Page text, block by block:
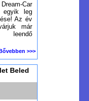
Car
egyik leg
Az év
már
>>>
Beled